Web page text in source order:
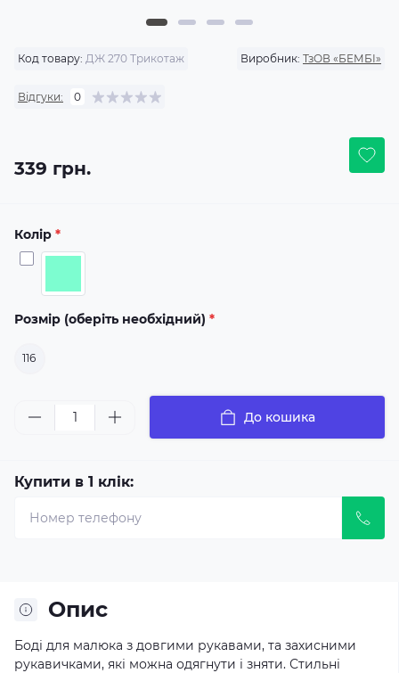
Код товару: ДЖ 270 Трикотаж Виробник: ТзОВ «БЕМБІ»
Відгуки: 0
339 грн.
Колір *
Розмір (оберіть необхідний) *
116
До кошика
Купити в 1 клік:
Опис
Боді для малюка з довгими рукавами, та захисними
рукавичками, які можна одягнути і зняти. Стильні